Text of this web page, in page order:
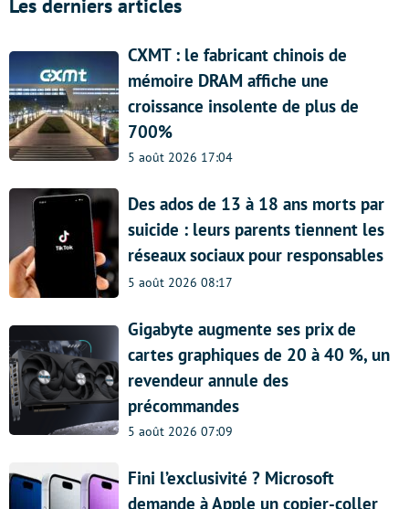
Les derniers articles
CXMT : le fabricant chinois de
mémoire DRAM affiche une
croissance insolente de plus de
700%
5 août 2026 17:04
Des ados de 13 à 18 ans morts par
suicide : leurs parents tiennent les
réseaux sociaux pour responsables
5 août 2026 08:17
Gigabyte augmente ses prix de
cartes graphiques de 20 à 40 %, un
revendeur annule des
précommandes
5 août 2026 07:09
Fini l’exclusivité ? Microsoft
demande à Apple un copier-coller